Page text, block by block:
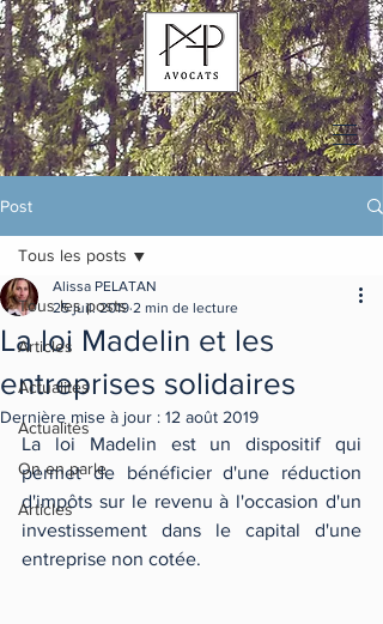
Post
Tous les posts
Articles
Actualités
Actualités
On en parle
Articles
Tous les posts
La loi Madelin et les
entreprises solidaires
Alissa PELATAN
25 juil. 2019 2 min de lecture
Dernière mise à jour : 12 août 2019
La loi Madelin est un dispositif qui
permet de bénéficier d'une réduction
d'impôts sur le revenu à l'occasion d'un
investissement dans le capital d'une
entreprise non cotée.